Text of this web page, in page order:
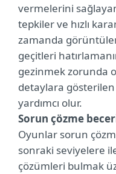
vermelerini
tepkiler ve hızlı
zamanda
geçitleri
gezinmek zorunda
detaylara
yardımcı olur.
Sorun çözme
Oyunlar sorun
sonraki seviyelere
çözümleri bulmak